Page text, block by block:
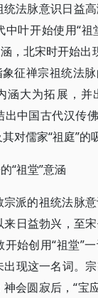
法脉意识日益
叶开始使用“祖
，北宋时开始出
象征禅宗祖统法
涵大为拓展，
中国古代汉传
对儒家“祖庭”的
“祖堂”意涵
派的祖统法脉
来日益勃兴，至
始创用“祖堂”
现这一名词。
会圆寂后，“宝